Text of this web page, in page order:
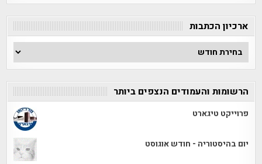
ארכיון הכתבות
ארכיון
הכתבות
הרשומות והעמודים הנצפים ביותר
פרוייקט טיגארט
יום בהיסטוריה - חודש אוגוסט